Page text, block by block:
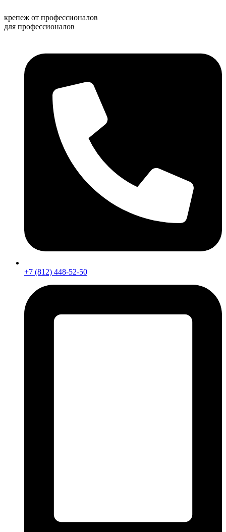
к
содержимому
крепеж от профессионалов
для профессионалов
+7 (812) 448-52-50